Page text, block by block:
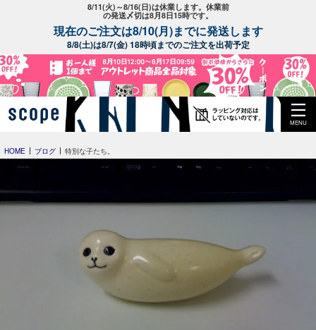
8/11(火)～8/16(日)は休業します。休業前
の発送〆切は8月8日15時です。
現在のご注文は8/10(月)までに発送します
8/8(土)は8/7(金) 18時頃までのご注文を出荷予定
MENU
HOME ブログ 特別な子たち。